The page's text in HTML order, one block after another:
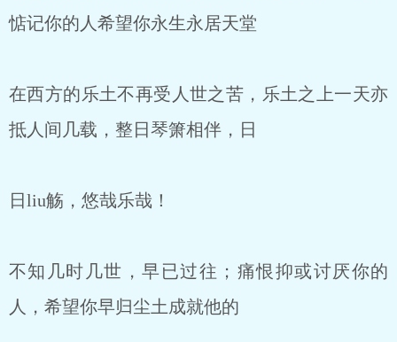
惦记你的人希望你永生永居天堂
在西方的乐土不再受人世之苦，乐土之上一天亦
抵人间几载，整日琴箫相伴，日
日liu觞，悠哉乐哉！
不知几时几世，早已过往；痛恨抑或讨厌你的
人，希望你早归尘土成就他的